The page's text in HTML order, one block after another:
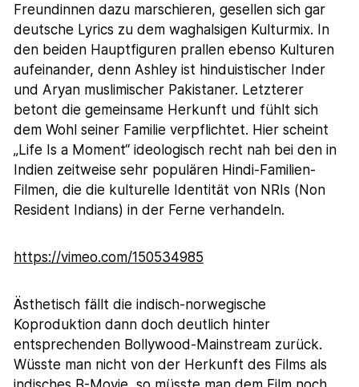
Freundinnen dazu marschieren, gesellen sich gar
deutsche Lyrics zu dem waghalsigen Kulturmix. In
den beiden Hauptfiguren prallen ebenso Kulturen
aufeinander, denn Ashley ist hinduistischer Inder
und Aryan muslimischer Pakistaner. Letzterer
betont die gemeinsame Herkunft und fühlt sich
dem Wohl seiner Familie verpflichtet. Hier scheint
„Life Is a Moment“ ideologisch recht nah bei den in
Indien zeitweise sehr populären Hindi-Familien-
Filmen, die die kulturelle Identität von NRIs (Non
Resident Indians) in der Ferne verhandeln.
https://vimeo.com/150534985
Ästhetisch fällt die indisch-norwegische
Koproduktion dann doch deutlich hinter
entsprechenden Bollywood-Mainstream zurück.
Wüsste man nicht von der Herkunft des Films als